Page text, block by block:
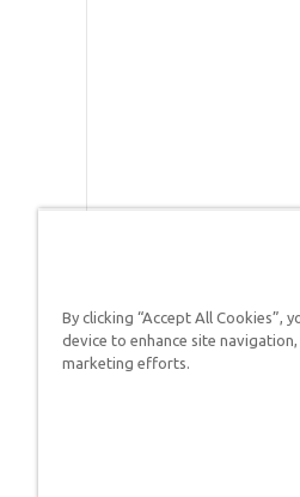
By clicking “Accept All Cookies”,
device to enhance site
marketing efforts.